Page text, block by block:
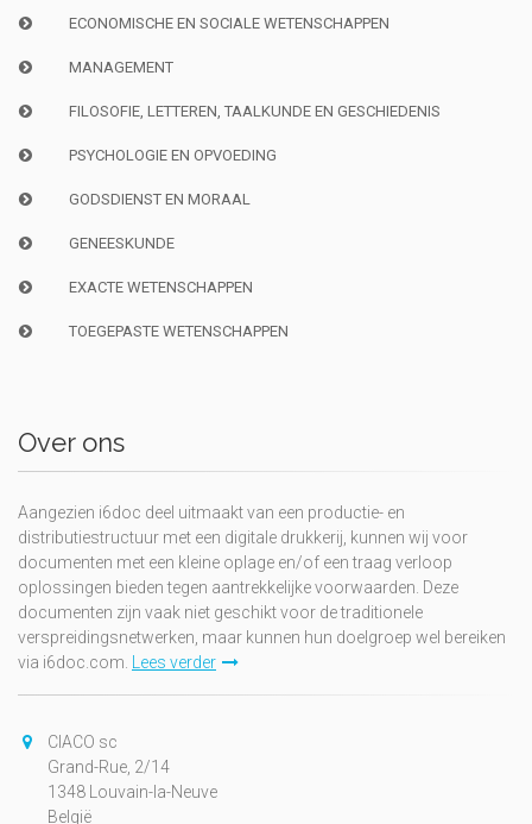
ECONOMISCHE EN SOCIALE WETENSCHAPPEN
MANAGEMENT
FILOSOFIE, LETTEREN, TAALKUNDE EN GESCHIEDENIS
PSYCHOLOGIE EN OPVOEDING
GODSDIENST EN MORAAL
GENEESKUNDE
EXACTE WETENSCHAPPEN
TOEGEPASTE WETENSCHAPPEN
Over ons
Aangezien i6doc deel uitmaakt van een productie- en
distributiestructuur met een digitale drukkerij, kunnen wij voor
documenten met een kleine oplage en/of een traag verloop
oplossingen bieden tegen aantrekkelijke voorwaarden. Deze
documenten zijn vaak niet geschikt voor de traditionele
verspreidingsnetwerken, maar kunnen hun doelgroep wel bereiken
via i6doc.com. Lees verder
CIACO sc
Grand-Rue, 2/14
1348 Louvain-la-Neuve
België